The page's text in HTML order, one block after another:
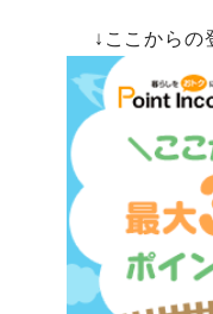
↓ここからの